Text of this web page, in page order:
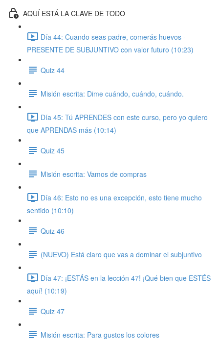
AQUÍ ESTÁ LA CLAVE DE TODO
Día 44: Cuando seas padre, comerás huevos -
PRESENTE DE SUBJUNTIVO con valor futuro (10:23)
Quiz 44
Misión escrita: Dime cuándo, cuándo, cuándo.
Día 45: Tú APRENDES con este curso, pero yo quiero
que APRENDAS más (10:14)
Quiz 45
Misión escrita: Vamos de compras
Día 46: Esto no es una excepción, esto tiene mucho
sentido (10:10)
Quiz 46
(NUEVO) Está claro que vas a dominar el subjuntivo
Día 47: ¡ESTÁS en la lección 47! ¡Qué bien que ESTÉS
aquí! (10:19)
Quiz 47
Misión escrita: Para gustos los colores